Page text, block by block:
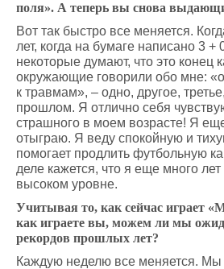
поля». А теперь вы снова
Вот так быстро все меняется.
лет, когда на бумаге написано 3 +
некоторые думают, что это конец
окружающие говорили обо мне:
к травмам», – одно, другое,
прошлом. Я отлично себя
страшного в моем возрасте! Я
отыграю. Я веду спокойную и
помогает продлить футбольную
деле кажется, что я еще много лет
высоком уровне.
Учитывая то, как сейчас играет
как играете вы, можем ли мы
рекордов прошлых лет?
Каждую неделю все меняется. Мы